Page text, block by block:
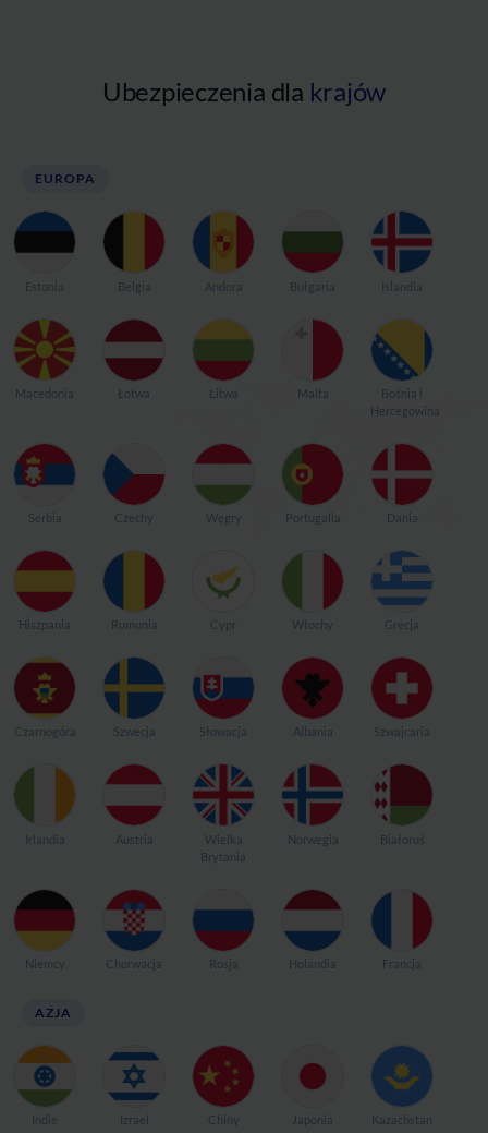
Ubezpieczenia dla krajów
EUROPA
Estonia Belgia Andora Bułgaria Islandia
Macedonia Łotwa Litwa Malta
Bośnia i
Hercegowina
Serbia Czechy Węgry Portugalia Dania
Hiszpania Rumunia Cypr Włochy Grecja
Czarnogóra Szwecja Słowacja Albania Szwajcaria
Irlandia Austria
Wielka
Brytania
Norwegia Białoruś
Niemcy Chorwacja Rosja Holandia Francja
AZJA
Indie Izrael Chiny Japonia Kazachstan